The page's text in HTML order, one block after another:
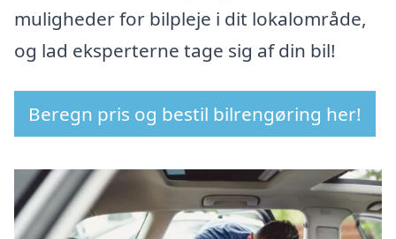
muligheder for bilpleje i dit lokalområde,
og lad eksperterne tage sig af din bil!
Beregn pris og bestil bilrengøring her!